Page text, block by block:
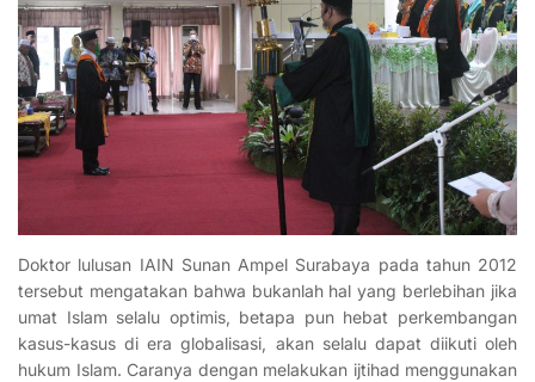
Doktor lulusan IAIN Sunan Ampel Surabaya pada tahun 2012
tersebut mengatakan bahwa bukanlah hal yang berlebihan jika
umat Islam selalu optimis, betapa pun hebat perkembangan
kasus-kasus di era globalisasi, akan selalu dapat diikuti oleh
hukum Islam. Caranya dengan melakukan ijtihad menggunakan